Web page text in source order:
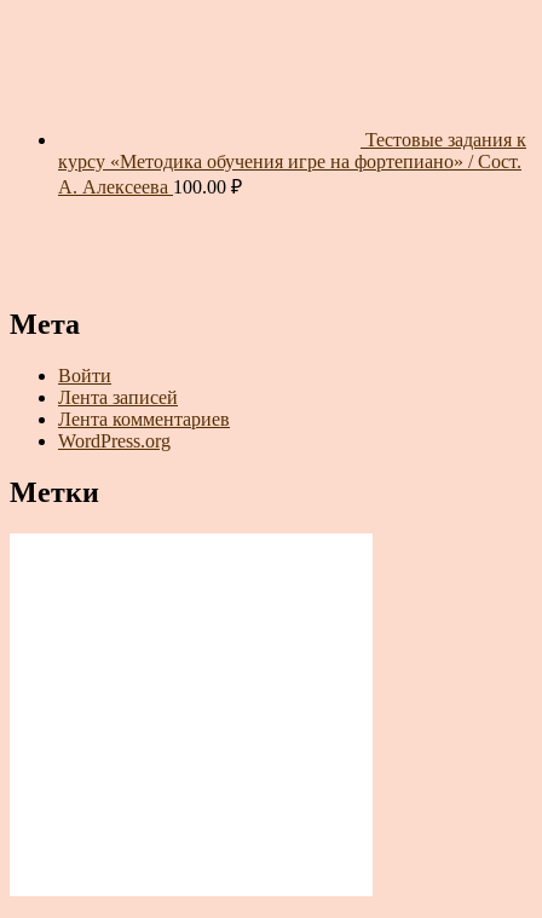
Тестовые задания к
курсу «Методика обучения игре на фортепиано» / Сост.
А. Алексеева 100.00 ₽
Мета
Войти
Лента записей
Лента комментариев
WordPress.org
Метки